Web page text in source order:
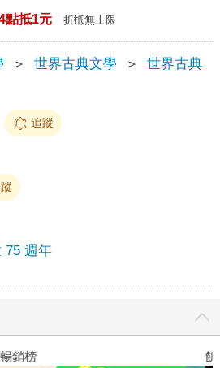
點抵1元 折抵無上限
＞ 世界古典文學 ＞ 世界古典
追蹤
75 週年
銷榜 飢